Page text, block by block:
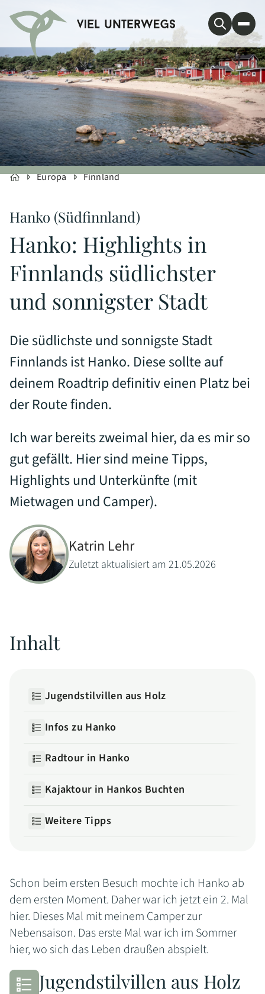
Europa Finnland
Hanko (Südfinnland)
Hanko: Highlights in
Finnlands südlichster
und sonnigster Stadt
Die südlichste und sonnigste Stadt
Finnlands ist Hanko. Diese sollte auf
deinem Roadtrip definitiv einen Platz bei
der Route finden.
Ich war bereits zweimal hier, da es mir so
gut gefällt. Hier sind meine Tipps,
Highlights und Unterkünfte (mit
Mietwagen und Camper).
Katrin Lehr
Zuletzt aktualisiert am 21.05.2026
Inhalt
Jugendstilvillen aus Holz
Infos zu Hanko
Radtour in Hanko
Kajaktour in Hankos Buchten
Weitere Tipps
Schon beim ersten Besuch mochte ich Hanko ab
dem ersten Moment. Daher war ich jetzt ein 2. Mal
hier. Dieses Mal mit meinem Camper zur
Nebensaison. Das erste Mal war ich im Sommer
hier, wo sich das Leben draußen abspielt.
Jugendstilvillen aus Holz